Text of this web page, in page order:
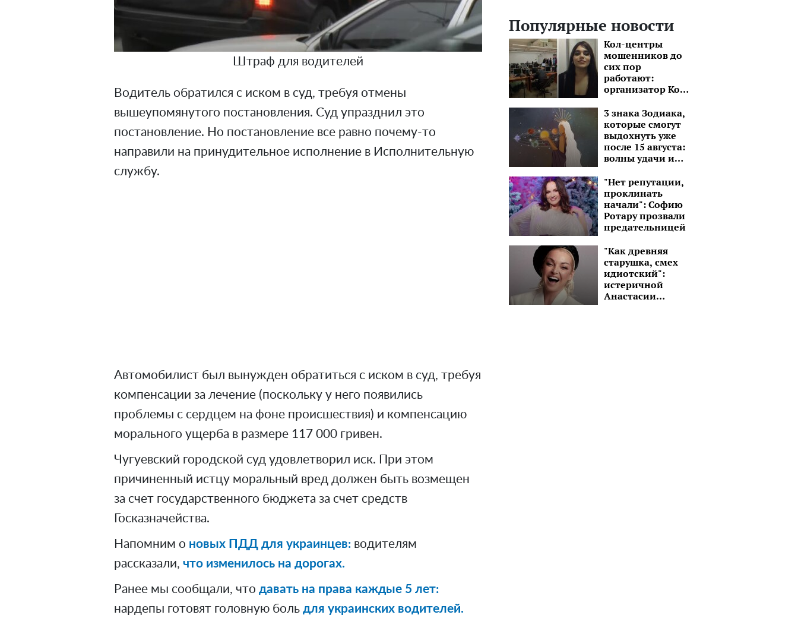
Штраф для водителей
Водитель обратился с иском в суд, требуя отмены
вышеупомянутого постановления. Суд упразднил это
постановление. Но постановление все равно почему-то
направили на принудительное исполнение в Исполнительную
службу.
Автомобилист был вынужден обратиться с иском в суд, требуя
компенсации за лечение (поскольку у него появились
проблемы с сердцем на фоне происшествия) и компенсацию
морального ущерба в размере 117 000 гривен.
Чугуевский городской суд удовлетворил иск. При этом
причиненный истцу моральный вред должен быть возмещен
за счет государственного бюджета за счет средств
Госказначейства.
Напомним о новых ПДД для украинцев: водителям
рассказали, что изменилось на дорогах.
Ранее мы сообщали, что давать на права каждые 5 лет:
нардепы готовят головную боль для украинских водителей.
Популярные новости
Кол-центры
мошенников до
сих пор
работают:
организатор Коч
депортировали в
Турцию
3 знака Зодиака,
которые смогут
выдохнуть уже
после 15 августа:
волны удачи и
"Нет репутации,
проклинать
начали": Софию
Ротару прозвали
предательницей
"Как древняя
старушка, смех
идиотский":
истеричной
Анастасии